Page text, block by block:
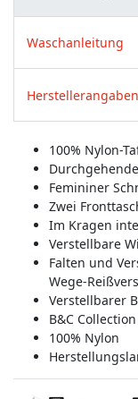
Waschanleitung
Herstellerangaben
100% Nylon-
Femininer
Zwei
Im Kragen
Verstellbare
Falten und
Wege-
Verstellbarer
B&C
100% Nylon